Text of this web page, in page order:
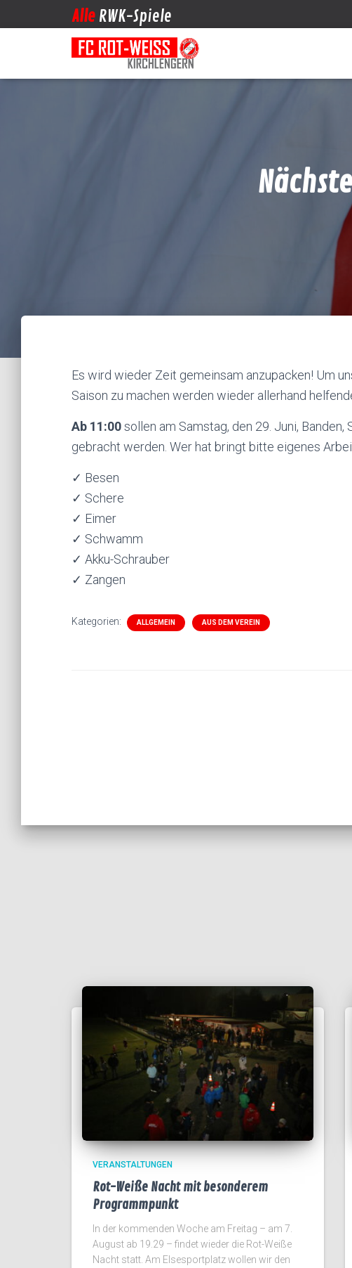
Alle RWK-Spiele
Es wird wieder Zeit gemeinsam anzupacken! Um
Saison zu machen werden wieder allerhand
Ab 11:00sollen am Samstag, den 29. Juni,
gebracht werden. Wer hat bringt bitte eigenes
✓ Besen
✓ Schere
✓ Eimer
✓ Schwamm
✓ Akku-Schrauber
✓ Zangen
Kategorien: ALLGEMEIN AUS DEM VEREIN
VERANSTALTUNGEN
Rot-Weiße Nacht mit besonderem
Programmpunkt
In der kommenden Woche am Freitag – am 7.
August ab 19.29 – findet wieder die Rot-Weiße
Nacht statt. Am Elsesportplatz wollen wir den